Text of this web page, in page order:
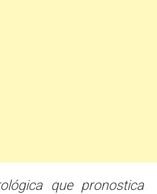
que pronostica